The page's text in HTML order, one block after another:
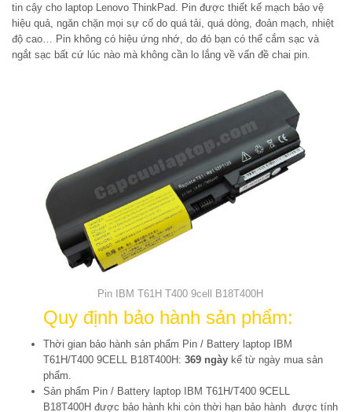
tin cậy cho laptop Lenovo ThinkPad. Pin được thiết kế mạch bảo vệ
hiệu quả, ngăn chặn mọi sự cố do quá tải, quá dòng, đoản mạch, nhiệt
độ cao… Pin không có hiệu ứng nhớ, do đó bạn có thể cắm sạc và
ngắt sạc bất cứ lúc nào mà không cần lo lắng về vấn đề chai pin.
Pin IBM T61H T400 9cell B18T400H
Quy định bảo hành sản phẩm:
Thời gian bảo hành sản phẩm Pin / Battery laptop IBM
T61H/T400 9CELL B18T400H: 369 ngày kể từ ngày mua sản
phẩm.
Sản phẩm Pin / Battery laptop IBM T61H/T400 9CELL
B18T400H được bảo hành khi còn thời hạn bảo hành được tính